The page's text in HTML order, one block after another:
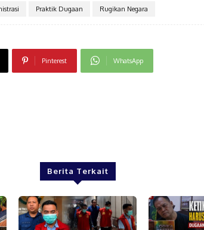
Praktik Dugaan Rugikan Negara
Pinterest WhatsApp
Berita Terkait